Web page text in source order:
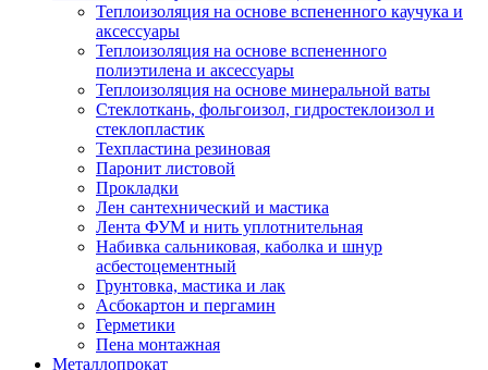
Теплоизоляция на основе вспененного каучука и
аксессуары
Теплоизоляция на основе вспененного
полиэтилена и аксессуары
Теплоизоляция на основе минеральной ваты
Стеклоткань, фольгоизол, гидростеклоизол и
стеклопластик
Техпластина резиновая
Паронит листовой
Прокладки
Лен сантехнический и мастика
Лента ФУМ и нить уплотнительная
Набивка сальниковая, каболка и шнур
асбестоцементный
Грунтовка, мастика и лак
Асбокартон и пергамин
Герметики
Пена монтажная
Металлопрокат